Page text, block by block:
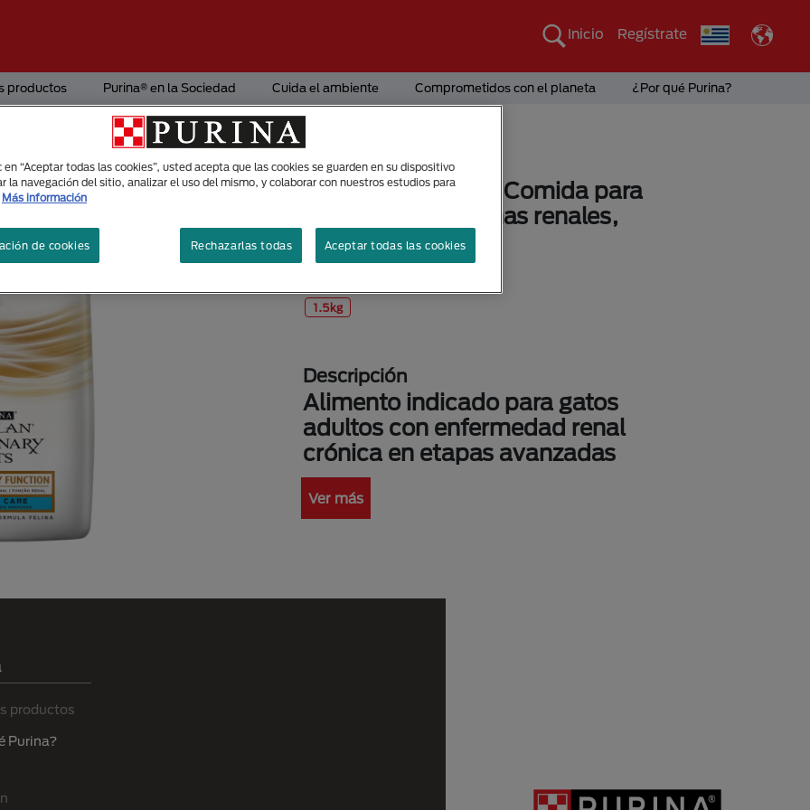
Inicio Regístrate
productos Purina® en la Sociedad Cuida el ambiente Comprometidos con el planeta ¿Por qué Purina?
Alimento Seco
Purina® Pro Plan® Comida para
gatos con problemas renales,
alimento seco
1.5kg
Descripción
Alimento indicado para gatos
adultos con enfermedad renal
crónica en etapas avanzadas
Ver más
productos
Purina?
en “Aceptar todas las cookies”, usted acepta que las cookies se guarden en su dispositivo
la navegación del sitio, analizar el uso del mismo, y colaborar con nuestros estudios para
Más información
Rechazarlas todas Aceptar todas las cookies
de cookies